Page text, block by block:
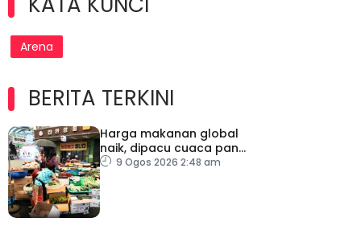
Arena
BERITA TERKINI
Harga makanan global
naik, dipacu cuaca panas
dan ketegangan
9 Ogos 2026 2:48 am